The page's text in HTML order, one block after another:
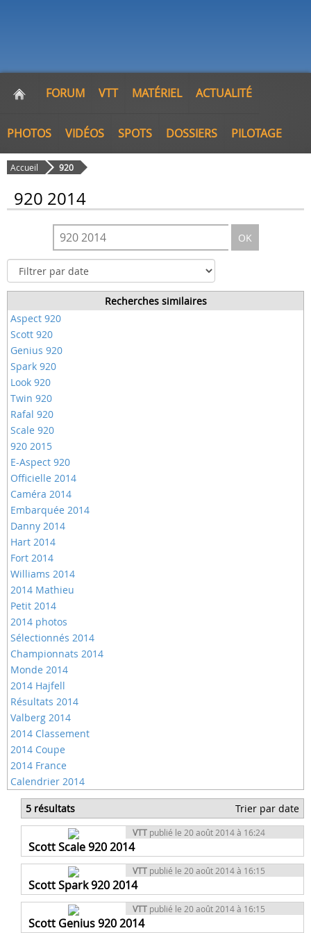
FORUM VTT MATÉRIEL ACTUALITÉ
PHOTOS VIDÉOS SPOTS DOSSIERS PILOTAGE
Accueil 920
920 2014
OK
Recherches similaires
Aspect 920
Scott 920
Genius 920
Spark 920
Look 920
Twin 920
Rafal 920
Scale 920
920 2015
E-Aspect 920
Officielle 2014
Caméra 2014
Embarquée 2014
Danny 2014
Hart 2014
Fort 2014
Williams 2014
2014 Mathieu
Petit 2014
2014 photos
Sélectionnés 2014
Championnats 2014
Monde 2014
2014 Hajfell
Résultats 2014
Valberg 2014
2014 Classement
2014 Coupe
2014 France
Calendrier 2014
5 résultats Trier par date
VTT publié le 20 août 2014 à 16:24
Scott Scale 920 2014
VTT publié le 20 août 2014 à 16:15
Scott Spark 920 2014
VTT publié le 20 août 2014 à 16:15
Scott Genius 920 2014